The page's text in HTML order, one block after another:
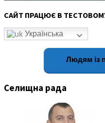
САЙТ ПРАЦЮЄ В
Українська
Людям із
Селищна рада